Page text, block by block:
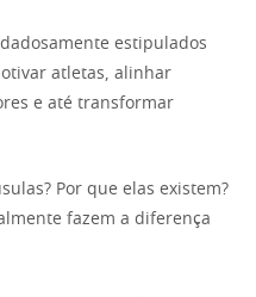
estipulados
atletas, alinhar
e até transformar
Por que elas existem?
fazem a diferença